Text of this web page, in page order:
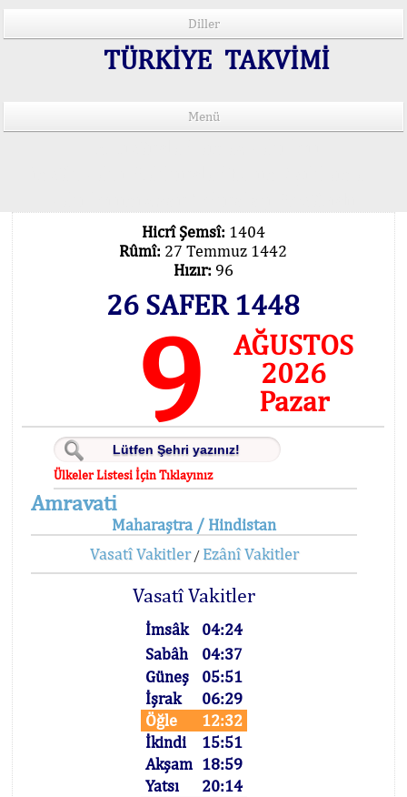
Diller
TÜRKİYE TAKVİMİ
Menü
Hicrî Şemsî: 1404
Rûmî: 27 Temmuz 1442
Hızır: 96
26 SAFER 1448
9
AĞUSTOS
2026
Pazar
Ülkeler Listesi İçin Tıklayınız
Amravati
Maharaştra / Hindistan
Vasatî Vakitler/ Ezânî Vakitler
Vasatî Vakitler
İmsâk
04:24
Sabâh
04:37
Güneş
05:51
İşrak
06:29
Öğle
12:32
İkindi
15:51
Akşam 18:59
Yatsı
20:14